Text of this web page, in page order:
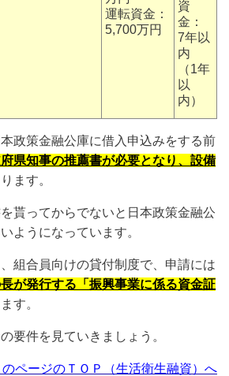
運転資金：
5,700万円
資
金：
7年以
内
（1年
以
内）
本政策金融公庫に借入申込みをする前
県知事の推薦書が必要となり、設備
ます。
貰ってからでないと日本政策金融公
ようになっています。
、組合員向けの貸付制度で、申請には
が発行する「振興事業に係る資金証
す。
要件を見ていきましょう。
ページのＴＯＰ（生活衛生融資）へ